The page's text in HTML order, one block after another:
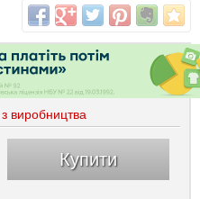
виробництва
Купити